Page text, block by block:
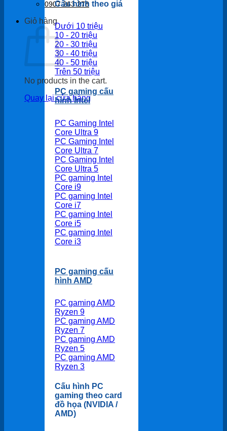
0907 263 278
Giỏ hàng
No products in the cart.
Quay lại cửa hàng
Cấu hình theo giá
Dưới 10 triệu
10 - 20 triệu
20 - 30 triệu
30 - 40 triệu
40 - 50 triệu
Trên 50 triệu
PC gaming cấu
hình Intel
PC Gaming Intel
Core Ultra 9
PC Gaming Intel
Core Ultra 7
PC Gaming Intel
Core Ultra 5
PC gaming Intel
Core i9
PC gaming Intel
Core i7
PC gaming Intel
Core i5
PC gaming Intel
Core i3
PC gaming cấu
hình AMD
PC gaming AMD
Ryzen 9
PC gaming AMD
Ryzen 7
PC gaming AMD
Ryzen 5
PC gaming AMD
Ryzen 3
Cấu hình PC
gaming theo card
đồ họa (NVIDIA /
AMD)